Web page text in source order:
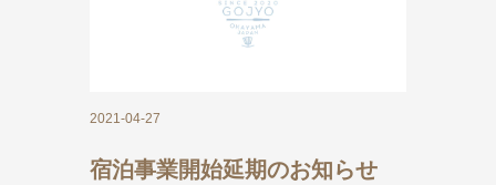
2021-04-27
宿泊事業開始延期のお知らせ